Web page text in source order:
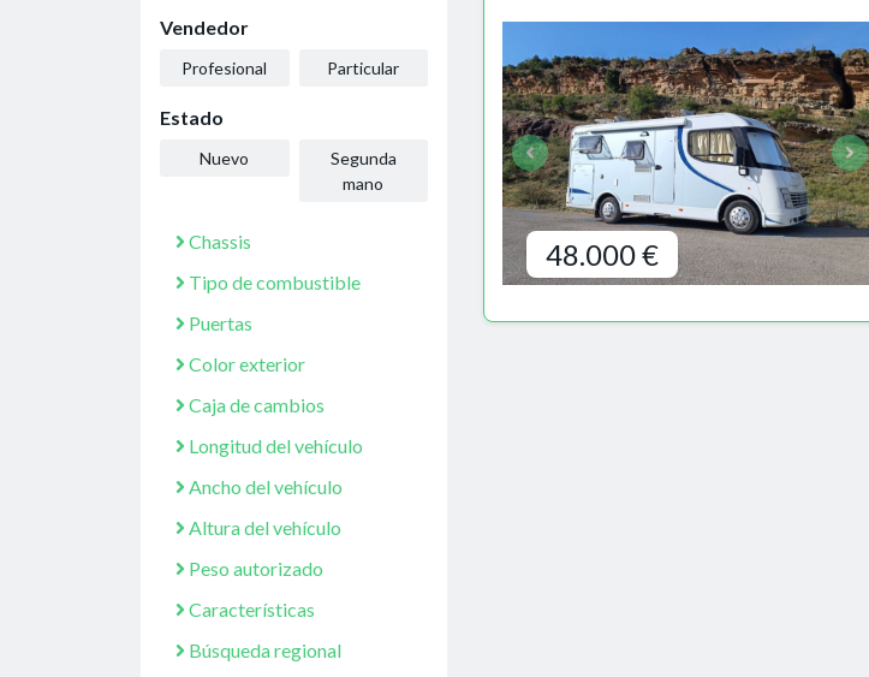
Vendedor
Profesional Particular
Estado
Nuevo
Segunda
mano
Chassis
Tipo de combustible
Puertas
Color exterior
Caja de cambios
Longitud del vehículo
Ancho del vehículo
Altura del vehículo
Peso autorizado
Características
Búsqueda regional
48.000 €